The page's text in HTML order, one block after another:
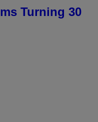
Turning 30